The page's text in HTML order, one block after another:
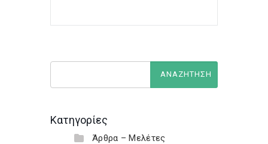
Κατηγορίες
Άρθρα – Μελέτες